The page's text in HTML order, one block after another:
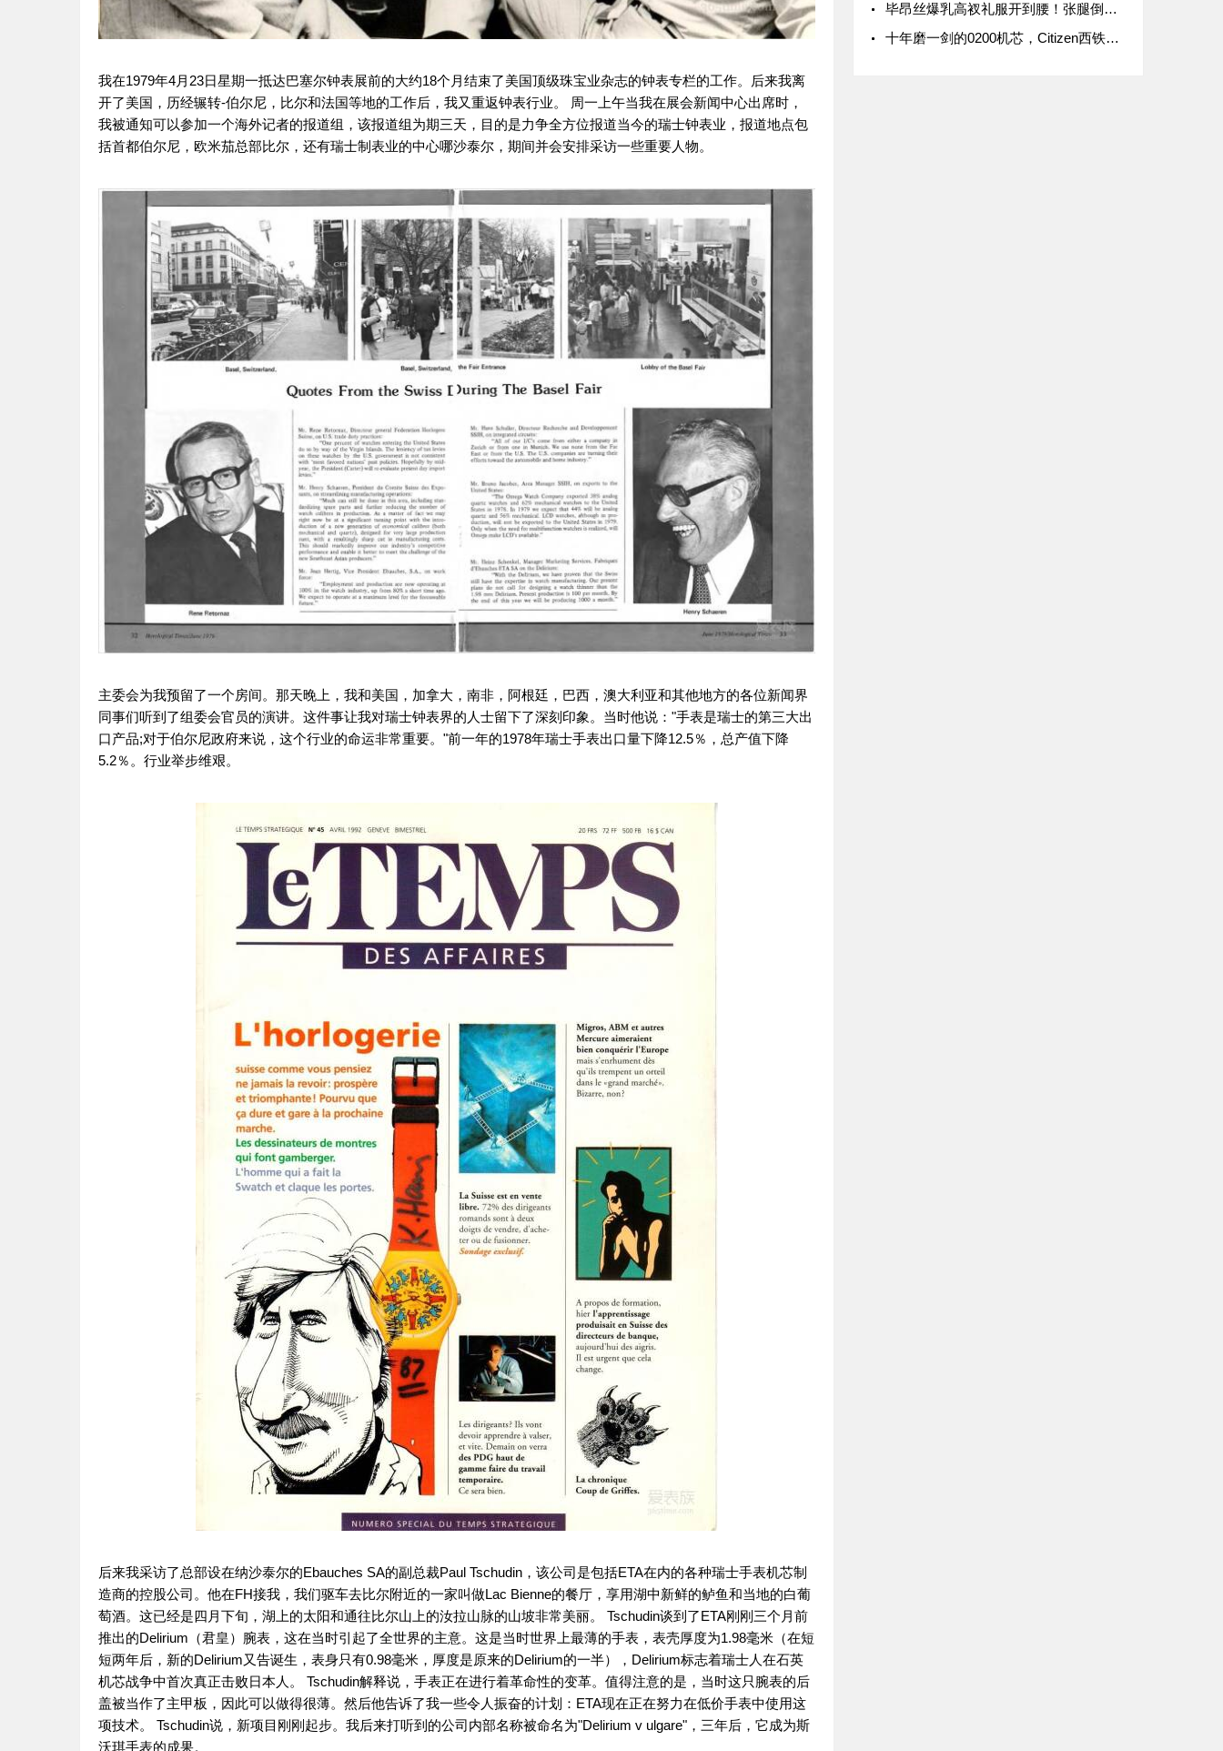
我在1979年4月23日星期一抵达巴塞尔钟表展前的大约18个月结束了美国顶级珠宝业杂志的钟表专栏的工作。后来我离
开了美国，历经辗转-伯尔尼，比尔和法国等地的工作后，我又重返钟表行业。 周一上午当我在展会新闻中心出席时，
我被通知可以参加一个海外记者的报道组，该报道组为期三天，目的是力争全方位报道当今的瑞士钟表业，报道地点包
括首都伯尔尼，欧米茄总部比尔，还有瑞士制表业的中心哪沙泰尔，期间并会安排采访一些重要人物。
主委会为我预留了一个房间。那天晚上，我和美国，加拿大，南非，阿根廷，巴西，澳大利亚和其他地方的各位新闻界
同事们听到了组委会官员的演讲。这件事让我对瑞士钟表界的人士留下了深刻印象。当时他说："手表是瑞士的第三大出
口产品;对于伯尔尼政府来说，这个行业的命运非常重要。"前一年的1978年瑞士手表出口量下降12.5％，总产值下降
5.2％。行业举步维艰。
后来我采访了总部设在纳沙泰尔的Ebauches SA的副总裁Paul Tschudin，该公司是包括ETA在内的各种瑞士手表机芯制
造商的控股公司。他在FH接我，我们驱车去比尔附近的一家叫做Lac Bienne的餐厅，享用湖中新鲜的鲈鱼和当地的白葡
萄酒。这已经是四月下旬，湖上的太阳和通往比尔山上的汝拉山脉的山坡非常美丽。 Tschudin谈到了ETA刚刚三个月前
推出的Delirium（君皇）腕表，这在当时引起了全世界的主意。这是当时世界上最薄的手表，表壳厚度为1.98毫米（在短
短两年后，新的Delirium又告诞生，表身只有0.98毫米，厚度是原来的Delirium的一半），Delirium标志着瑞士人在石英
机芯战争中首次真正击败日本人。 Tschudin解释说，手表正在进行着革命性的变革。值得注意的是，当时这只腕表的后
盖被当作了主甲板，因此可以做得很薄。然后他告诉了我一些令人振奋的计划：ETA现在正在努力在低价手表中使用这
项技术。 Tschudin说，新项目刚刚起步。我后来打听到的公司内部名称被命名为"Delirium v ulgare"，三年后，它成为斯
沃琪手表的成果。
毕昂丝爆乳高衩礼服开到腰！张腿倒出巨胸、三角洲网暴动
十年磨一剑的0200机芯，Citizen西铁城发布全新高级腕表